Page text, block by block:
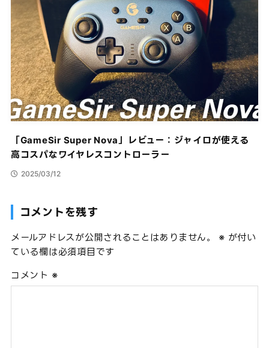
「GameSir Super Nova」レビュー：ジャイロが使える
高コスパなワイヤレスコントローラー
2025/03/12
コメントを残す
メールアドレスが公開されることはありません。 ※ が付い
ている欄は必須項目です
コメント ※